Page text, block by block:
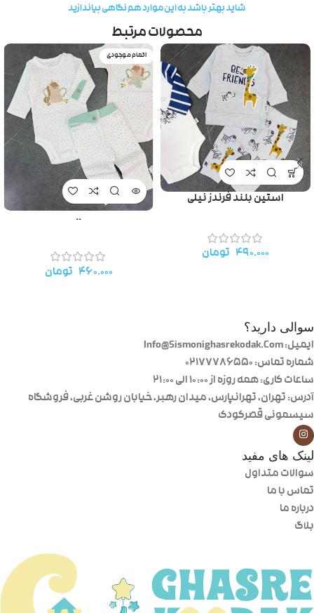
شاید بهتر باشد به این موارد هم نگاهی بیاندازید
محصولات مرتبط
استین بلند فرندز نیلی
۴۹۰.۰۰۰ تومان
اتمام موجودی
..
۴۶۰.۰۰۰ تومان
سوالی دارید؟
ایمیل: Info@Sismonighasrekodak.Com
شماره تماس: 02177786550
ساعات کاری: همه روزه از ۱۰:۰۰ الی ۲۱:۰۰
آدرس: تهران، تهرانپارس، میدان رهبر، خیابان روشن غربی، فروشگاه
سیسمونی قصرکودک
لینک های مفید
سوالات متداول
تماس با ما
درباره ما
بلاگ